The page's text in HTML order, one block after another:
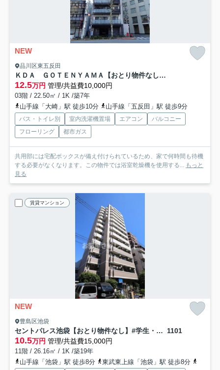
NEW
品川区東五反田
ＫＤＡ ＧＯＴＥＮＹＡＭＡ【おとり物件なし】#学生・社会人にオススメ！初期費用分割払いOK！
12.5万円 管理/共益費10,000円
03階 / 22.50㎡ / 1K /築7年
山手線「大崎」駅 徒歩10分
山手線「五反田」駅 徒歩9分
バス・トイレ別 室内洗濯機置場 エアコン
バルコニー
フローリング
都市ガス
共用部には宅配ボックスが備え付けられているため、家で何時間も待機
する必要がなくなります。この物件では浴室乾燥機を使用する...
もっと
見る
賃貸マンション
NEW
豊島区池袋
セントパレス池袋【おとり物件なし】#学生・社会人にオススメ！初期費用分割払いOK！ 1101
10.5万円 管理/共益費15,000円
11階 / 26.16㎡ / 1K /築19年
山手線「池袋」駅 徒歩8分
東武東上線「池袋」駅 徒歩8分